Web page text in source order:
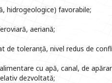
hidrogeologice) favorabile;
aeriană;
de toleranță, nivel redus de
cu apă, canal, de
dezvoltată;